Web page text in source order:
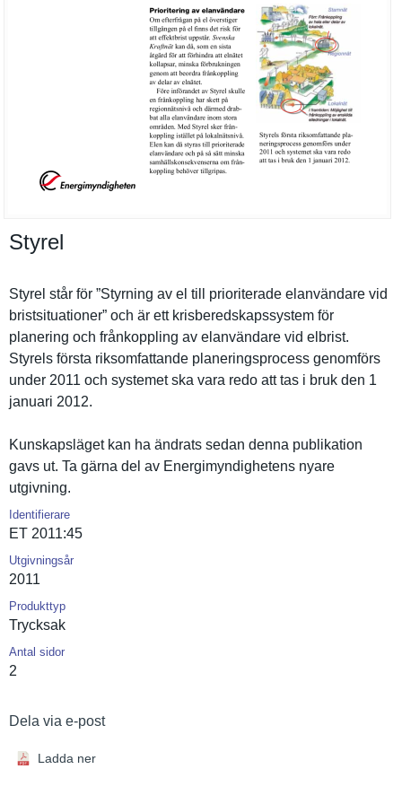
Styrel
Styrel står för ”Styrning av el till prioritera­de elanvändar­e vid
bristsitua­tioner” och är ett krisbereds­kapssystem för
planering och frånkoppli­ng av elanvändar­e vid elbrist.
Styrels första riksomfatt­ande planerings­process genomförs
under 2011 och systemet ska vara redo att tas i bruk den 1
januari 2012.
Kunskapslä­get kan ha ändrats sedan denna publikatio­n
gavs ut. Ta gärna del av Energimynd­ighetens nyare
utgivning.
Identifierare
ET 2011:45
Utgivningsår
2011
Produkttyp
Trycksak
Antal sidor
2
Dela via e-post
Ladda ner